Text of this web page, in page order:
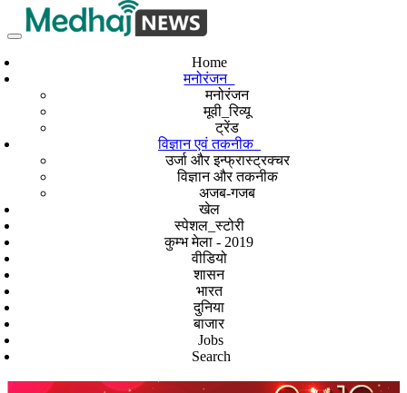
Home
मनोरंजन
मनोरंजन
मूवी_रिव्यू
ट्रेंड
विज्ञान एवं तकनीक
उर्जा और इन्फ्रास्ट्रक्चर
विज्ञान और तकनीक
अजब-गजब
खेल
स्पेशल_स्टोरी
कुम्भ मेला - 2019
वीडियो
शासन
भारत
दुनिया
बाजार
Jobs
Search